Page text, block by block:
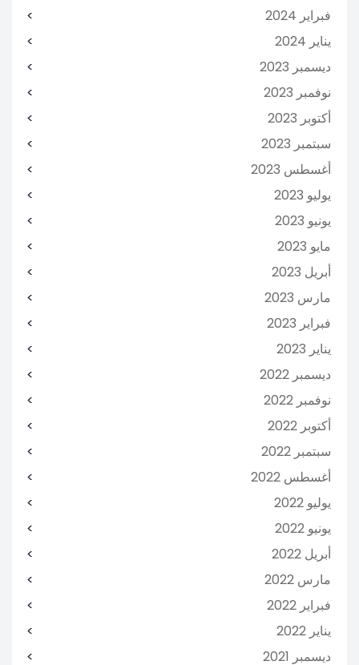
فبراير 2024
يناير 2024
ديسمبر 2023
نوفمبر 2023
أكتوبر 2023
سبتمبر 2023
أغسطس 2023
يوليو 2023
يونيو 2023
مايو 2023
أبريل 2023
مارس 2023
فبراير 2023
يناير 2023
ديسمبر 2022
نوفمبر 2022
أكتوبر 2022
سبتمبر 2022
أغسطس 2022
يوليو 2022
يونيو 2022
أبريل 2022
مارس 2022
فبراير 2022
يناير 2022
ديسمبر 2021